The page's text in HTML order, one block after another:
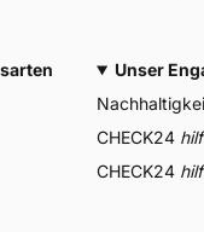
Unser
CHECK24
CHECK24